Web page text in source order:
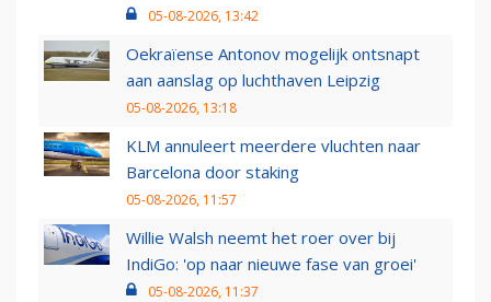
05-08-2026, 13:42
Oekraïense Antonov mogelijk ontsnapt
aan aanslag op luchthaven Leipzig
05-08-2026, 13:18
KLM annuleert meerdere vluchten naar
Barcelona door staking
05-08-2026, 11:57
Willie Walsh neemt het roer over bij
IndiGo: 'op naar nieuwe fase van groei'
05-08-2026, 11:37